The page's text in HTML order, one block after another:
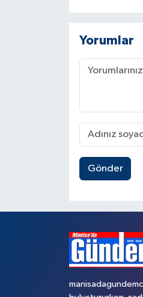
Yorumlar
Gönder